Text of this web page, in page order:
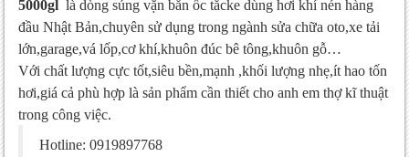
5000gl là dòng súng vặn bắn ốc tắcke dùng hơi khí nén hàng
đầu Nhật Bản,chuyên sử dụng trong ngành sửa chữa oto,xe tải
lớn,garage,vá lốp,cơ khí,khuôn đúc bê tông,khuôn gỗ…
Với chất lượng cực tốt,siêu bền,mạnh ,khối lượng nhẹ,ít hao tốn
hơi,giá cả phù hợp là sản phẩm cần thiết cho anh em thợ kĩ thuật
trong công việc.
Hotline: 0919897768